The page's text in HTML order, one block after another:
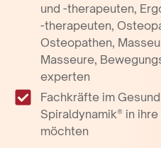
und -therapeuten,
-therapeuten,
Osteopathen,
Masseure,
experten
Fachkräfte im
Spiraldynamik® in
möchten